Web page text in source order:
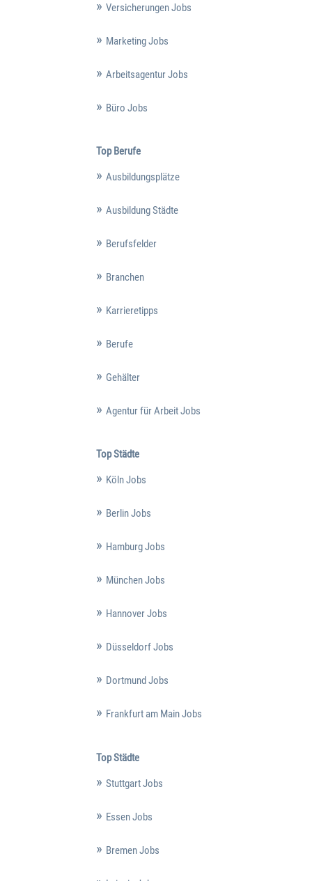
Versicherungen Jobs
Marketing Jobs
Arbeitsagentur Jobs
Büro Jobs
Top Berufe
Ausbildungsplätze
Ausbildung Städte
Berufsfelder
Branchen
Karrieretipps
Berufe
Gehälter
Agentur für Arbeit Jobs
Top Städte
Köln Jobs
Berlin Jobs
Hamburg Jobs
München Jobs
Hannover Jobs
Düsseldorf Jobs
Dortmund Jobs
Frankfurt am Main Jobs
Top Städte
Stuttgart Jobs
Essen Jobs
Bremen Jobs